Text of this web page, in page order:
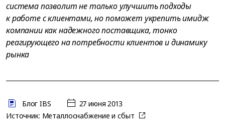
система позволит не только улучшить подходы
к работе с клиентами, но поможет укрепить имидж
компании как надежного поставщика, тонко
реагирующего на потребности клиентов и динамику
рынка
Блог IBS
27 июня 2013
Источник: Металлоснабжение и сбыт